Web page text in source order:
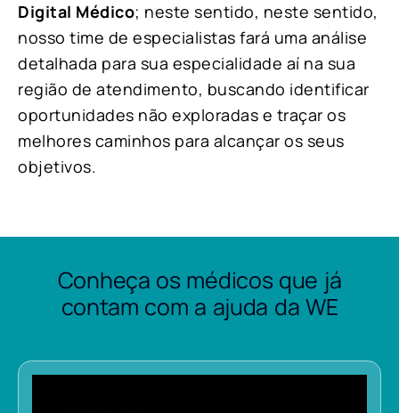
Digital Médico; neste sentido, neste sentido,
nosso time de especialistas fará uma análise
detalhada para sua especialidade aí na sua
região de atendimento, buscando identificar
oportunidades não exploradas e traçar os
melhores caminhos para alcançar os seus
objetivos.
Conheça os médicos que já
contam com a ajuda da WE